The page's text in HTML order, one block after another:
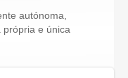
autónoma,
e única